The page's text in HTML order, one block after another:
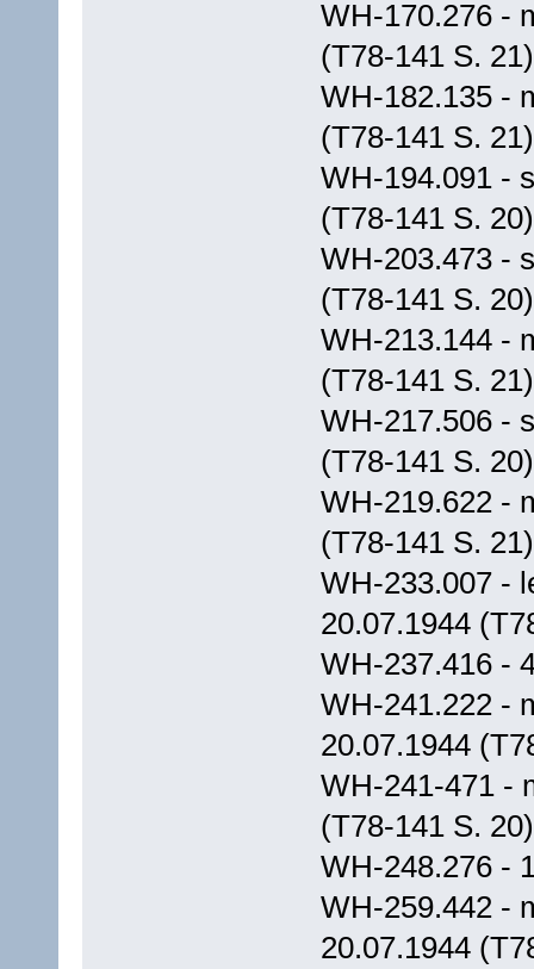
WH-170.276 -
(T78-141 S. 21)
WH-182.135 -
(T78-141 S. 21)
WH-194.091 -
(T78-141 S. 20)
WH-203.473 -
(T78-141 S. 20)
WH-213.144 -
(T78-141 S. 21)
WH-217.506 -
(T78-141 S. 20)
WH-219.622 -
(T78-141 S. 21)
WH-233.007 -
20.07.1944
WH-237.416 -
WH-241.222 -
20.07.1944
WH-241-471 -
(T78-141 S. 20)
WH-248.276 -
WH-259.442 -
20.07.1944